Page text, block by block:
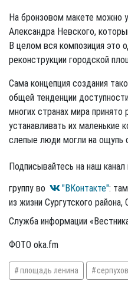
На бронзовом макете можно
Александра Невского,
В целом вся композиция это
реконструкции городской
Сама концепция создания
общей тенденции
многих странах мира
устанавливать их маленькие
слепые люди могли на
Подписывайтесь на наш канал
группу во
"ВКонтакте":
из жизни Сургутского
Служба информации
ФОТО oka.fm
площадь ленина серпухов